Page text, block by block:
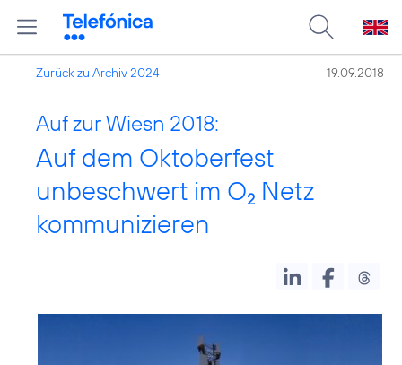
Zurück zu Archiv 2024 19.09.2018
Auf zur Wiesn 2018:
Auf dem Oktoberfest
unbeschwert im O2 Netz
kommunizieren